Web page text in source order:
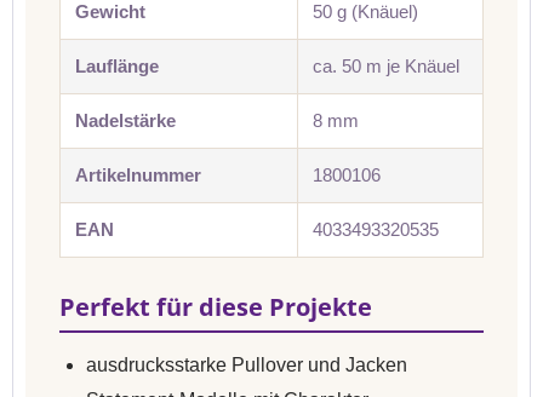
Gewicht 50 g (Knäuel)
Lauflänge ca. 50 m je Knäuel
Nadelstärke 8 mm
Artikelnummer 1800106
EAN 4033493320535
Perfekt für diese Projekte
ausdrucksstarke Pullover und Jacken